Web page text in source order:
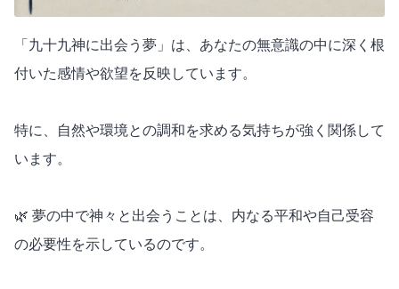
「九十九神に出会う夢」は、あなたの無意識の中に深く根
付いた感情や欲望を反映しています。
特に、自然や環境との調和を求める気持ちが強く関係して
います。
🌿 夢の中で神々と出会うことは、内なる平和や自己受容
の必要性を示しているのです。